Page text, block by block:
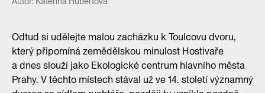
Odtud si udělejte malou zacházku k Toulcovu dvoru,
který připomíná zemědělskou minulost Hostivaře
a dnes slouží jako Ekologické centrum hlavního města
Prahy. V těchto místech stával už ve 14. století významný